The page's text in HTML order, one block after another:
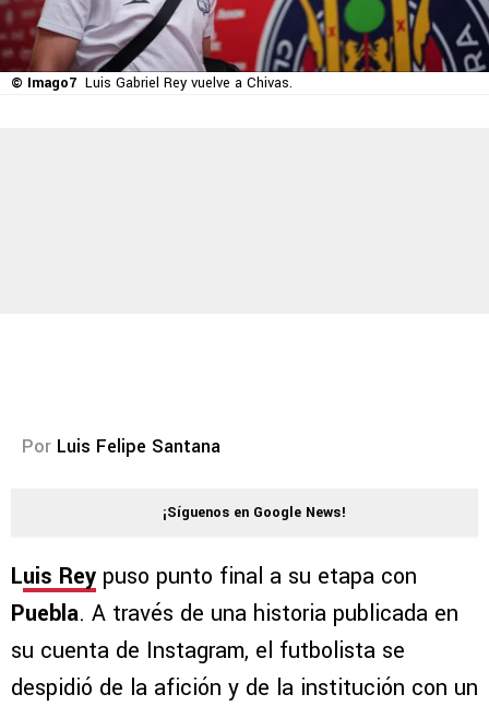
© Imago7 Luis Gabriel Rey vuelve a Chivas.
Por Luis Felipe Santana
¡Síguenos en Google News!
Luis Rey puso punto final a su etapa con
Puebla. A través de una historia publicada en
su cuenta de Instagram, el futbolista se
despidió de la afición y de la institución con un